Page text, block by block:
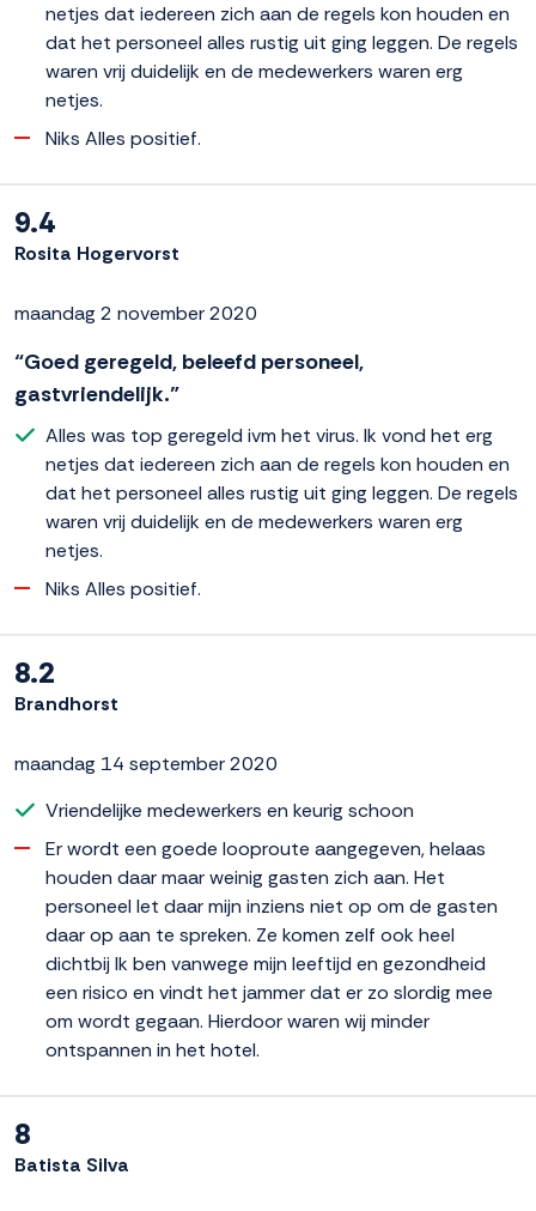
netjes dat iedereen zich aan de regels kon houden en
dat het personeel alles rustig uit ging leggen. De regels
waren vrij duidelijk en de medewerkers waren erg
netjes.
Niks Alles positief.
9.4
Rosita Hogervorst
maandag 2 november 2020
“Goed geregeld, beleefd personeel,
gastvriendelijk.”
Alles was top geregeld ivm het virus. Ik vond het erg
netjes dat iedereen zich aan de regels kon houden en
dat het personeel alles rustig uit ging leggen. De regels
waren vrij duidelijk en de medewerkers waren erg
netjes.
Niks Alles positief.
8.2
Brandhorst
maandag 14 september 2020
Vriendelijke medewerkers en keurig schoon
Er wordt een goede looproute aangegeven, helaas
houden daar maar weinig gasten zich aan. Het
personeel let daar mijn inziens niet op om de gasten
daar op aan te spreken. Ze komen zelf ook heel
dichtbij Ik ben vanwege mijn leeftijd en gezondheid
een risico en vindt het jammer dat er zo slordig mee
om wordt gegaan. Hierdoor waren wij minder
ontspannen in het hotel.
8
Batista Silva